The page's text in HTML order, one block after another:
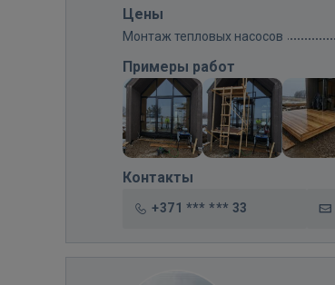
Цены
Монтаж тепловых насосов
Примеры работ
Контакты
+371 *** *** 33